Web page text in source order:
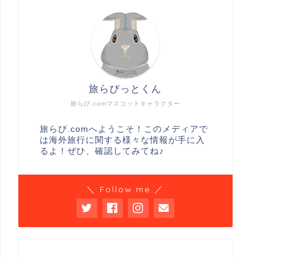
旅らび.comマスコットキャラクター
旅らびっとくん
旅らび.comへようこそ！このメディアで
は海外旅行に関する様々な情報が手に入
るよ！ぜひ、確認してみてね♪
＼ Follow me ／